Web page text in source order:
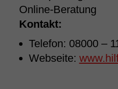
Online-Beratung
Kontakt:
Telefon: 08000 –
Webseite: